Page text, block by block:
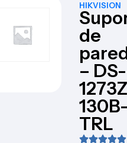
HIKVISION
de
– DS-
130B-
TRL